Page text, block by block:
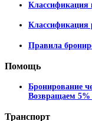
Классификация
Классификация
Правила
Помощь
Бронирование
Возвращаем 5%
Транспорт